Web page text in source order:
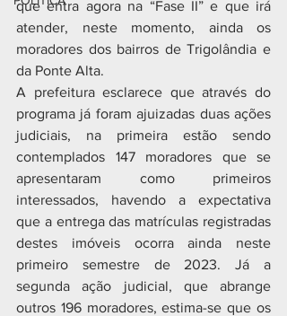
que entra agora na “Fase II” e que irá
atender, neste momento, ainda os
moradores dos bairros de Trigolândia e
da Ponte Alta.
A prefeitura esclarece que através do
programa já foram ajuizadas duas ações
judiciais, na primeira estão sendo
contemplados 147 moradores que se
apresentaram como primeiros
interessados, havendo a expectativa
que a entrega das matrículas registradas
destes imóveis ocorra ainda neste
primeiro semestre de 2023. Já a
segunda ação judicial, que abrange
outros 196 moradores, estima-se que os